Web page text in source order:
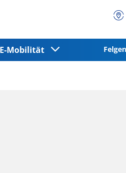
E-Mobilität Felgen